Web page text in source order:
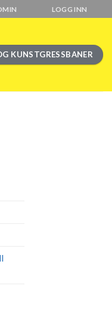
LOGG INN
KUNSTGRESSBANER